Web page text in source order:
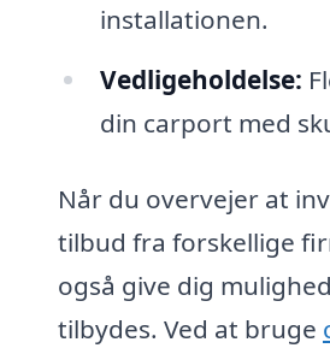
installationen.
Vedligeholdelse:
din carport med
Når du overvejer at
tilbud fra forskellige
også give dig
tilbydes. Ved at bruge